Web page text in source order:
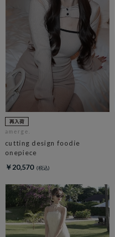
amerge.
cutting design foodie
onepiece
￥20,570